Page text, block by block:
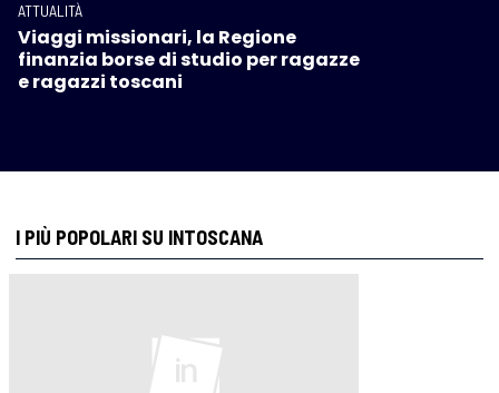
ATTUALITÀ
Viaggi missionari, la Regione
finanzia borse di studio per ragazze
e ragazzi toscani
I PIÙ POPOLARI SU INTOSCANA